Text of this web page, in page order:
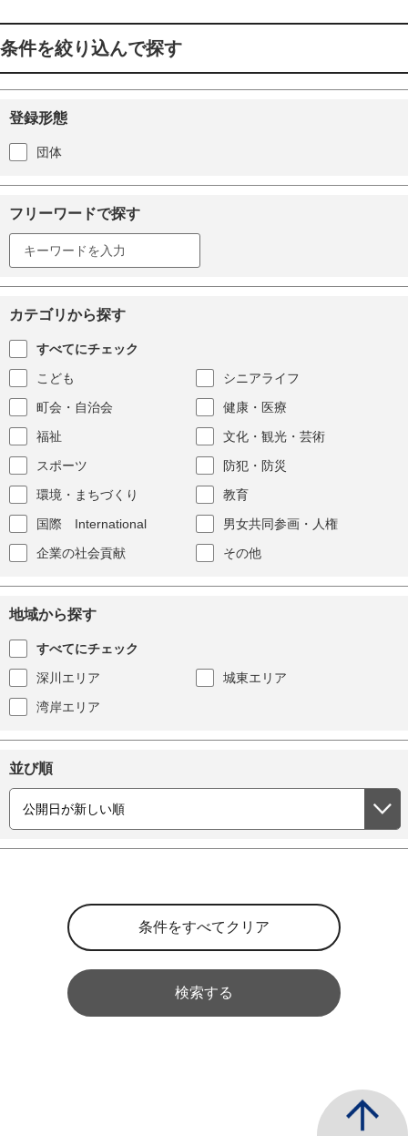
条件を絞り込んで探す
登録形態
団体
フリーワードで探す
カテゴリから探す
すべてにチェック
こども
シニアライフ
町会・自治会
健康・医療
福祉
文化・観光・芸術
スポーツ
防犯・防災
環境・まちづくり
教育
国際 International
男女共同参画・人権
企業の社会貢献
その他
地域から探す
すべてにチェック
深川エリア
城東エリア
湾岸エリア
並び順
検索する